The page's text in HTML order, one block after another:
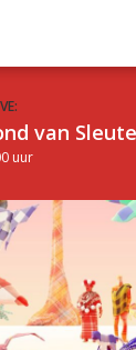
van
uur
uur 1 van 0